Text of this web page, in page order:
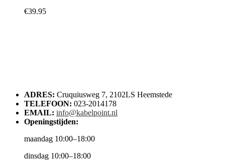
€39.95
ADRES: Cruquiusweg 7, 2102LS Heemstede
TELEFOON: 023-2014178
EMAIL: info@kabelpoint.nl
Openingstijden:
maandag 10:00–18:00
dinsdag 10:00–18:00